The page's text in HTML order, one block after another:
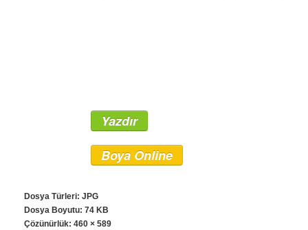
Yazdır
Boya Online
Dosya Türleri: JPG
Dosya Boyutu: 74 KB
Çözünürlük: 460 × 589